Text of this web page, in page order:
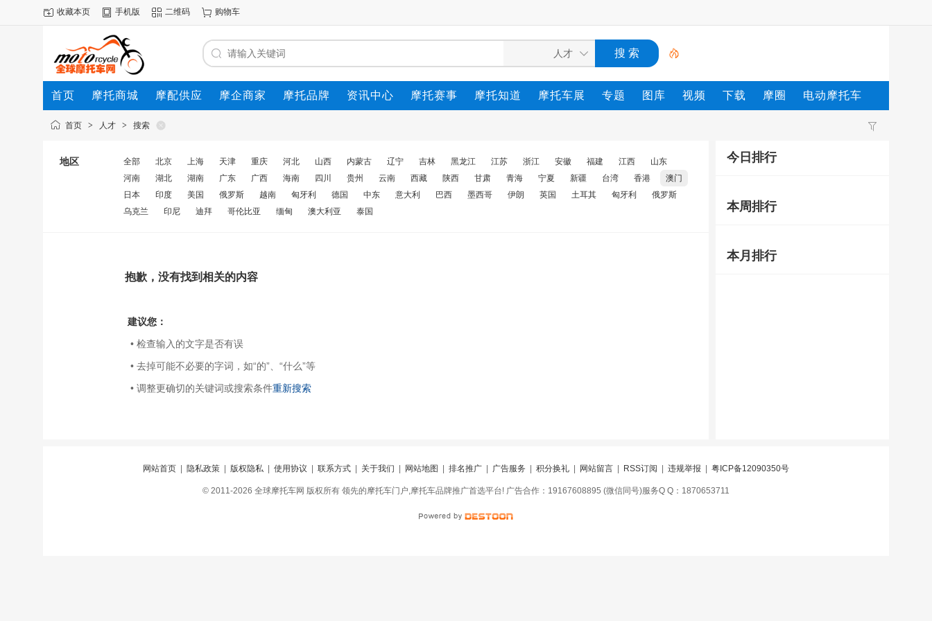
收藏本页 手机版 二维码 购物车
首页 摩托商城 摩配供应 摩企商家 摩托品牌 资讯中心 摩托赛事 摩托知道 摩托车展 专题 图库 视频 下载 摩圈 电动摩托车
动态首页 > 人才 > 搜索
地区 全部 北京 上海 天津 重庆 河北 山西 内蒙古 辽宁 吉林 黑龙江 江苏 浙江 安徽 福建 江西
山东
河南
湖北 湖南 广东 广西 海南 四川 贵州 云南 西藏 陕西 甘肃 青海 宁夏 新疆 台湾 香港
澳门
日本
印度 美国 俄罗斯 越南 匈牙利 德国 中东 意大利 巴西 墨西哥 伊朗 英国 土耳其 匈牙利
俄罗斯
乌克兰
印尼 迪拜 哥伦比亚 缅甸 澳大利亚 泰国
抱歉，没有找到相关的内容
建议您：
• 检查输入的文字是否有误
• 去掉可能不必要的字词，如“的”、“什么”等
• 调整更确切的关键词或搜索条件重新搜索
今日排行
本周排行
本月排行
网站首页 隐私政策 版权隐私 使用协议 联系方式 关于我们 网站地图 排名推广 广告服务 积分换礼 网站留言 RSS订阅 违规举报 粤ICP备12090350号
© 2011-2026 全球摩托车网 版权所有 领先的摩托车门户,摩托车品牌推广首选平台! 广告合作：19167608895 (微信同号)服务Q Q：1870653711